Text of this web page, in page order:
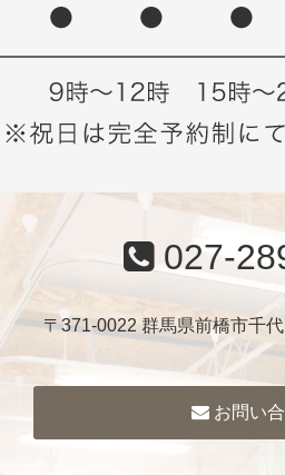
027-
〒371-0022 群馬県前橋市千
お問い